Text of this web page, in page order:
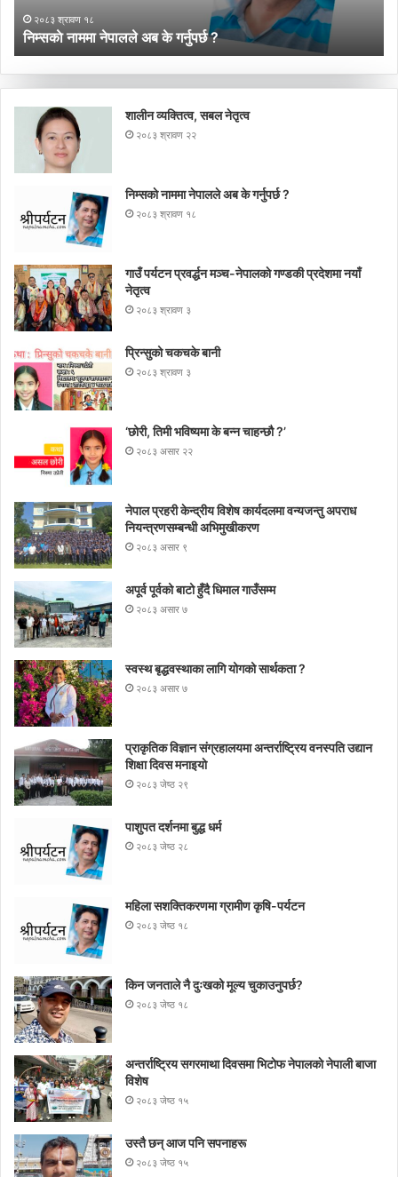
२०८३ श्रावण १८
निम्सकाे नाममा नेपालले अब के गर्नुपर्छ ?
शालीन व्यक्तित्व, सबल नेतृत्व
२०८३ श्रावण २२
निम्सकाे नाममा नेपालले अब के गर्नुपर्छ ?
२०८३ श्रावण १८
गाउँ पर्यटन प्रवर्द्धन मञ्च-नेपालकाे गण्डकी प्रदेशमा नयाँ
नेतृत्व
२०८३ श्रावण ३
प्रिन्सुको चकचके बानी
२०८३ श्रावण ३
‘छोरी, तिमी भविष्यमा के बन्न चाहन्छौ ?’
२०८३ असार २२
नेपाल प्रहरी केन्द्रीय विशेष कार्यदलमा वन्यजन्तु अपराध
नियन्त्रणसम्बन्धी अभिमुखीकरण
२०८३ असार ९
अपूर्व पूर्वको बाटो हुँदै धिमाल गाउँसम्म
२०८३ असार ७
स्वस्थ बृद्धवस्थाका लागि योगको सार्थकता ?
२०८३ असार ७
प्राकृतिक विज्ञान संग्रहालयमा अन्तर्राष्ट्रिय वनस्पति उद्यान
शिक्षा दिवस मनाइयाे
२०८३ जेष्ठ २९
पाशुपत दर्शनमा बुद्ध धर्म​
२०८३ जेष्ठ २८
महिला सशक्तिकरणमा ग्रामीण कृषि-पर्यटन
२०८३ जेष्ठ १८
किन जनताले नै दुःखको मूल्य चुकाउनुपर्छ?
२०८३ जेष्ठ १८
अन्तर्राष्ट्रिय सगरमाथा दिवसमा भिटाेफ नेपालकाे नेपाली बाजा
विशेष
२०८३ जेष्ठ १५
उस्तै छन् आज पनि सपनाहरू
२०८३ जेष्ठ १५